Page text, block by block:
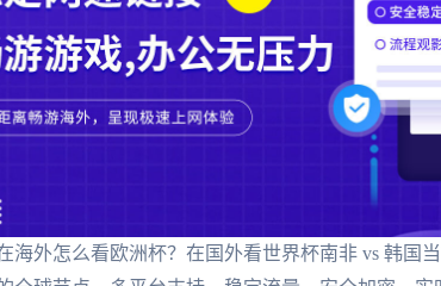
外怎么看欧洲杯？在国外看世界杯南非 vs 韩国